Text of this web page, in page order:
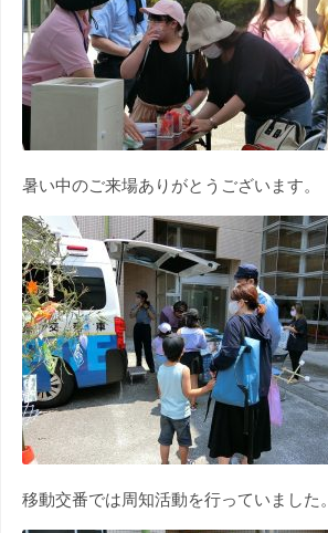
暑い中のご来場ありがとうございます。
移動交番では周知活動を行っていました。